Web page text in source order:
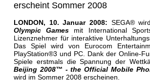
erscheint Sommer 2008
LONDON, 10. Januar 2008: SEGA®
Olympic Games mit International
Lizenznehmer für interaktive
Das Spiel wird von Eurocom
PlayStation®3 und PC. Dank der Online-
Spiele erstmals die Spannung der
Beijing 2008™ - the Official Mobile
wird im Sommer 2008 erscheinen.